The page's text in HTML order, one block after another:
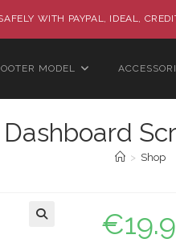
WITH PAYPAL, IDEAL,
MODEL
> Shop
€